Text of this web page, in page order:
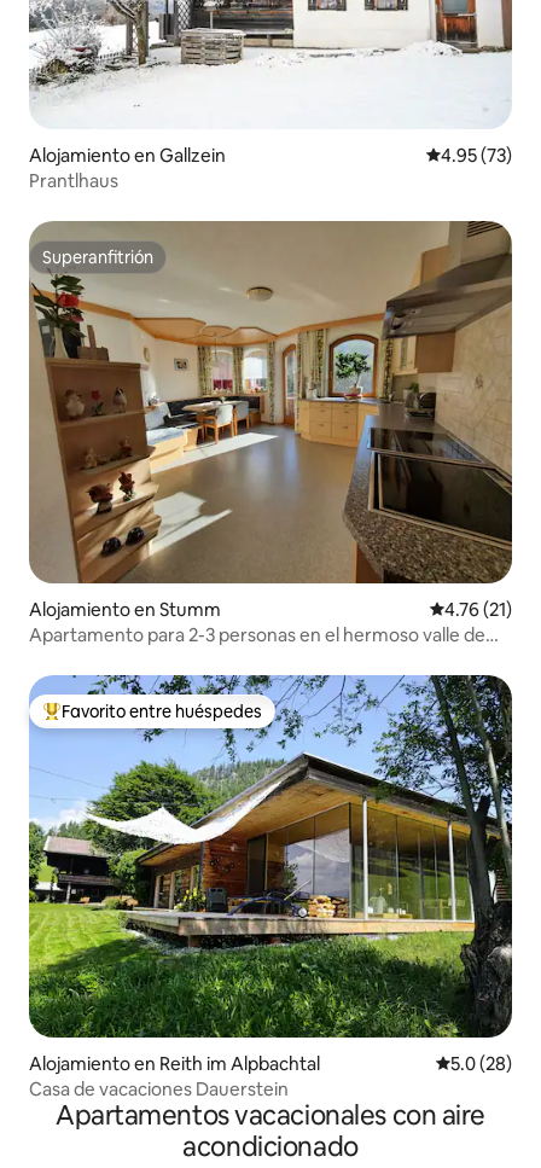
Alojamiento en Gallzein Calificación
4.95 (73)
Prantlhaus
Superanfitrión
Superanfitrión
Alojamiento en Stumm Calificación
4.76 (21)
Apartamento para 2-3 personas en el hermoso valle de
Favorito entre huéspedes preferido
Favorito entre huéspedes
Alojamiento en Reith im Alpbachtal Calificación
5.0 (28)
Casa de vacaciones Dauerstein
Apartamentos vacacionales con aire
acondicionado